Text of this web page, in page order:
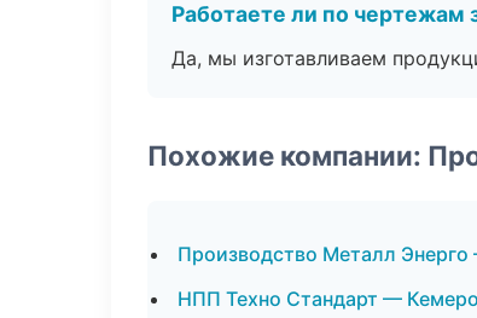
Работаете ли по чертежам
Да, мы изготавливаем
Похожие компании:
Производство Металл Энерго
НПП Техно Стандарт —